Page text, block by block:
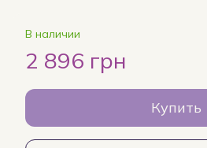
В наличии
2 896 грн
Купить